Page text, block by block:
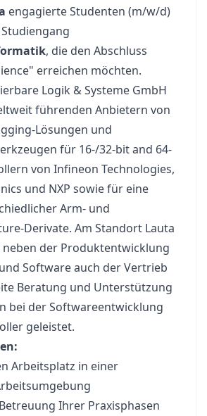
engagierte Studenten (m/w/d)
, die den Abschluss
erreichen möchten.
Logik & Systeme GmbH
führenden Anbietern von
Lösungen und
für 16-/32-bit and 64-
von Infineon Technologies,
und NXP sowie für eine
Arm- und
Derivate. Am Standort Lauta
neben der Produktentwicklung
Software auch der Vertrieb
Beratung und Unterstützung
bei der Softwareentwicklung
geleistet.
Arbeitsplatz in einer
Ihrer Praxisphasen